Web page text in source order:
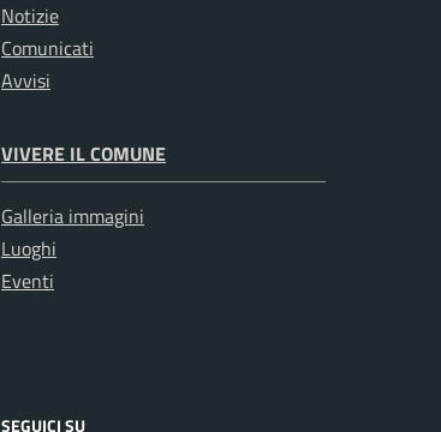
Notizie
Comunicati
Avvisi
VIVERE IL COMUNE
Galleria immagini
Luoghi
Eventi
SEGUICI SU